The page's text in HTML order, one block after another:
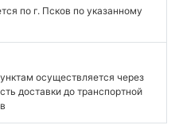
по г. Псков по указанному
осуществляется через
доставки до транспортной